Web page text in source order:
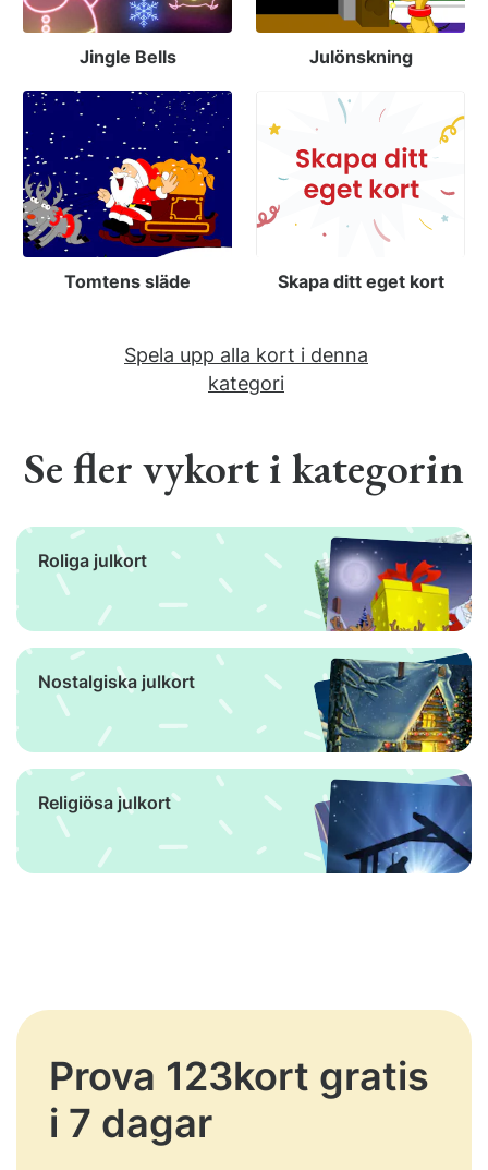
Jingle Bells Julönskning
Tomtens släde Skapa ditt eget kort
Spela upp alla kort i denna
kategori
Se fler vykort i kategorin
Roliga julkort
Nostalgiska julkort
Religiösa julkort
Prova 123kort gratis
i 7 dagar